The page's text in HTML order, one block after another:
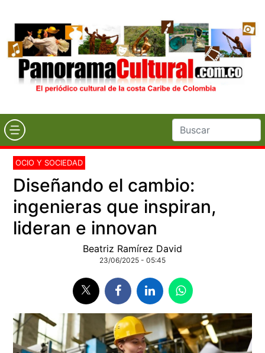
OCIO Y SOCIEDAD
Diseñando el cambio:
ingenieras que inspiran,
lideran e innovan
Beatriz Ramírez David
23/06/2025 - 05:45